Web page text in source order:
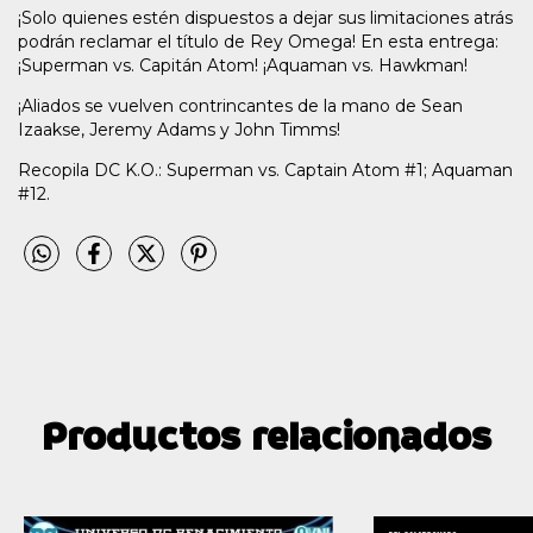
¡Solo quienes estén dispuestos a dejar sus limitaciones atrás
podrán reclamar el título de Rey Omega! En esta entrega:
¡Superman vs. Capitán Atom! ¡Aquaman vs. Hawkman!
¡Aliados se vuelven contrincantes de la mano de Sean
Izaakse, Jeremy Adams y John Timms!
Recopila DC K.O.: Superman vs. Captain Atom #1; Aquaman
#12.
Productos relacionados